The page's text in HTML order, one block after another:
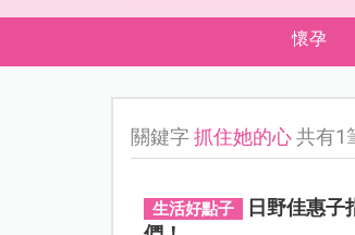
懷孕
關鍵字抓住她的心共有1
生活好點子
日野佳惠子